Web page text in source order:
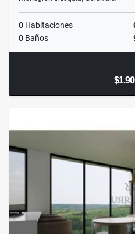
0 Habitaciones
0 Baños